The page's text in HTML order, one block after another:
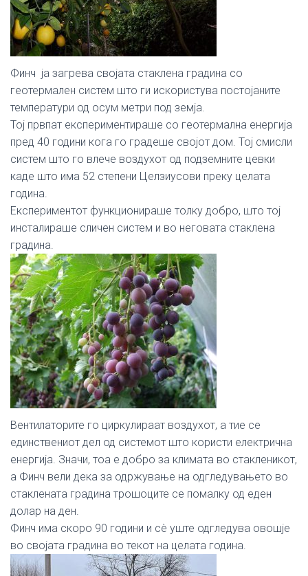
Финч ја загрева својата стаклена градина со
геотермален систем што ги искористува постојаните
температури од осум метри под земја.
Тој првпат експериментираше со геотермална енергија
пред 40 години кога го градеше својот дом. Тој смисли
систем што го влече воздухот од подземните цевки
каде што има 52 степени Целзиусови преку целата
година.
Експериментот функционираше толку добро, што тој
инсталираше сличен систем и во неговата стаклена
градина.
Вентилаторите го циркулираат воздухот, а тие се
единствениот дел од системот што користи електрична
енергија. Значи, тоа е добро за климата во стакленикот,
а Финч вели дека за одржување на одгледувањето во
стаклената градина трошоците се помалку од еден
долар на ден.
Финч има скоро 90 години и сè уште одгледува овошје
во својата градина во текот на целата година.